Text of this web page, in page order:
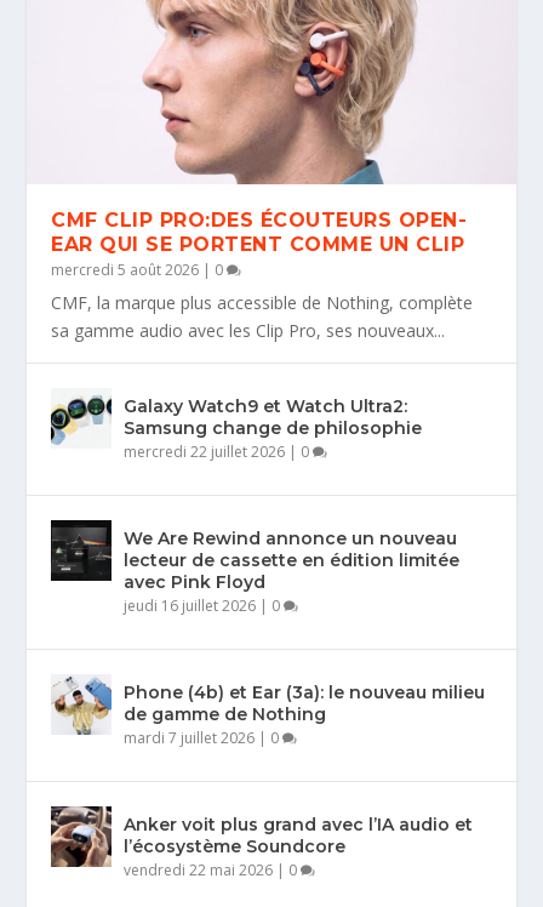
CMF CLIP PRO:DES ÉCOUTEURS OPEN-
EAR QUI SE PORTENT COMME UN CLIP
mercredi 5 août 2026 | 0
CMF, la marque plus accessible de Nothing, complète
sa gamme audio avec les Clip Pro, ses nouveaux...
Galaxy Watch9 et Watch Ultra2:
Samsung change de philosophie
mercredi 22 juillet 2026 | 0
We Are Rewind annonce un nouveau
lecteur de cassette en édition limitée
avec Pink Floyd
jeudi 16 juillet 2026 | 0
Phone (4b) et Ear (3a): le nouveau milieu
de gamme de Nothing
mardi 7 juillet 2026 | 0
Anker voit plus grand avec l’IA audio et
l’écosystème Soundcore
vendredi 22 mai 2026 | 0